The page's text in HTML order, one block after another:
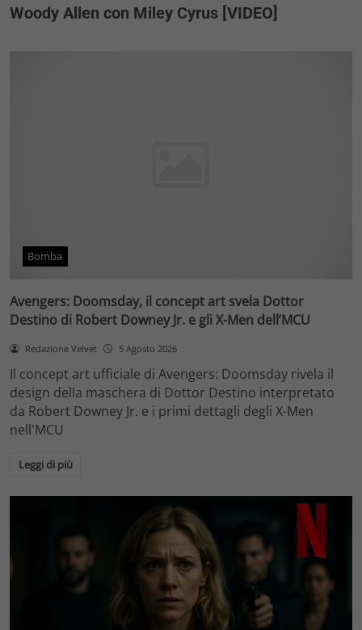
Woody Allen con Miley Cyrus [VIDEO]
Bomba
Avengers: Doomsday, il concept art svela Dottor
Destino di Robert Downey Jr. e gli X-Men dell’MCU
Redazione Velvet 5 Agosto 2026
Il concept art ufficiale di Avengers: Doomsday rivela il
design della maschera di Dottor Destino interpretato
da Robert Downey Jr. e i primi dettagli degli X-Men
nell'MCU
Leggi di più